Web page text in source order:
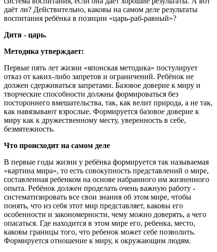
даёт ли? Действительно, каковы на самом деле результаты
воспитания ребёнка в позиции «царь-раб-равный»?
Дитя - царь.
Методика утверждает:
Первые пять лет жизни «японская методика» постулирует
отказ от каких-либо запретов и ограничений. Ребёнок не
должен сдерживаться запретами. Базовое доверие к миру и
творческие способности должны формироваться без
постороннего вмешательства, так, как велит природа, а не так,
как навязывают взрослые. Формируется базовое доверие к
миру как к дружественному месту, уверенность в себе,
безмятежность.
Что происходит на самом деле
В первые годы жизни у ребёнка формируется так называемая
«картина мира», то есть совокупность представлений о мире,
составленная ребенком на основе набранного им жизненного
опыта. Ребёнок должен проделать очень важную работу -
систематизировать все свои знания об этом мире, чтобы
понять, что из себя этот мир представляет, каковы его
особенности и закономерности, чему можно доверять, а чего
опасаться. Где находится в этом мире его, ребенка, место,
каковы границы того, что ребенок может себе позволить.
Формируется отношение к миру, к окружающим людям.